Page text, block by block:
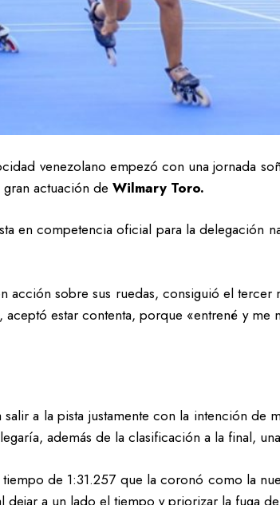
venezolano empezó con una jornada
actuación de Wilmary Toro.
en competencia oficial para la delegación
acción sobre sus ruedas, consiguió el
estar contenta, porque «entrené y me
a la pista justamente con la intención
además de la clasificación a la final,
de 1:31.257 que la coronó como la
dejar a un lado el tiempo y priorizar la fuga